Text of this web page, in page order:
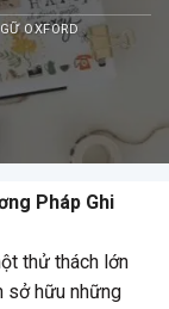
OXFORD
Pháp Ghi
thử thách lớn
sở hữu những